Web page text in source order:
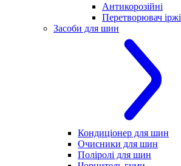
Антикорозійні
Перетворювач іржі
Засоби для шин
Кондиціонер для шин
Очисники для шин
Поліролі для шин